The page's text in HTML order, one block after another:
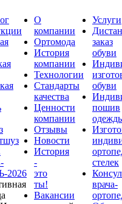
2026
О
компании
Ортомода
История
компании
Технологии
Стандарты
качества
Ценности
компании
Отзывы
Новости
История
-
это
ты!
Вакансии
Услуги
заказ
обуви
обуви
пошив
стелек
врача-